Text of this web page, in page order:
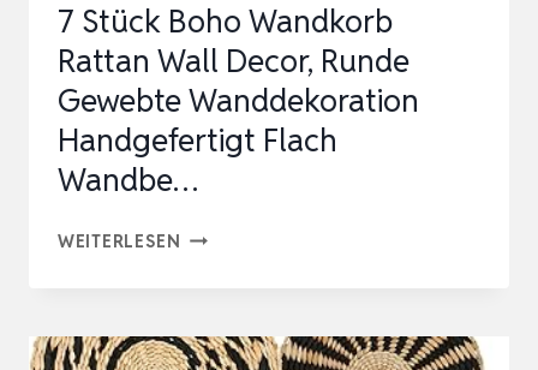
7 Stück Boho Wandkorb
Rattan Wall Decor, Runde
Gewebte Wanddekoration
Handgefertigt Flach
Wandbe…
WEITERLESEN 7
WANDKORB